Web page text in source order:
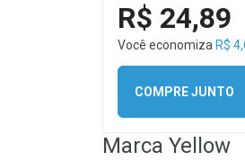
R$ 24,89
Você economiza R$
COMPRE JUNTO
Marca Yellow